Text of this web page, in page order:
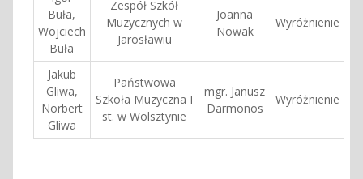
Buła,
Wojciech
Buła
Zespół Szkół
Muzycznych w
Jarosławiu
Joanna
Nowak
Wyróżnienie
Jakub
Gliwa,
Norbert
Gliwa
Państwowa
Szkoła Muzyczna I
st. w Wolsztynie
mgr. Janusz
Darmonos
Wyróżnienie